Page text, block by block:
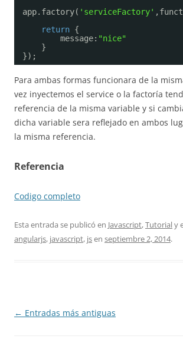
app.factory( 'serviceFactory'
return {
message: "nice"
}
});
Para ambas formas funcionara de la
vez inyectemos el service o la factoría
referencia de la misma variable y si
dicha variable sera reflejado en ambos
la misma referencia.
Referencia
Codigo completo
Esta entrada se publicó en Javascript,Tutorialy
angularjs, javascript, jsen septiembre 2, 2014.
Navegación
← Entradas más antiguas